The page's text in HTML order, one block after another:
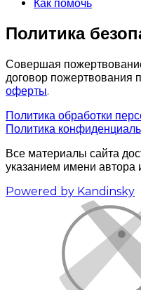
Как помочь
Политика
Совершая
договор пожертвования
оферты.
Политика обработки
Политика
Все материалы сайта
указанием имени автора
Powered by Kandinsky